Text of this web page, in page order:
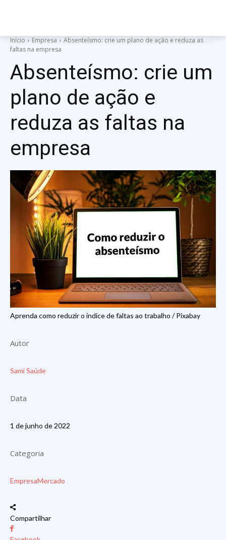
Início Empresa
Absenteísmo: crie um plano de ação e reduza as
faltas na empresa
Absenteísmo: crie um
plano de ação e
reduza as faltas na
empresa
Aprenda como reduzir o índice de faltas ao trabalho / Pixabay
Autor
Sami Saúde
Data
1 de junho de 2022
Categoria
EmpresaMercado
Compartilhar